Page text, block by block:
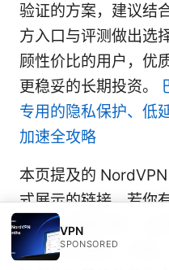
验证的方案，建议结
方入口与评测做出选
顾性价比的用户，优
更稳妥的长期投资。
专用的隐私保护、低
加速全攻略
本页提及的
式展示的链接，若你
活动与套餐详情。记
的法规与政策，合理
VPN
SPONSORED